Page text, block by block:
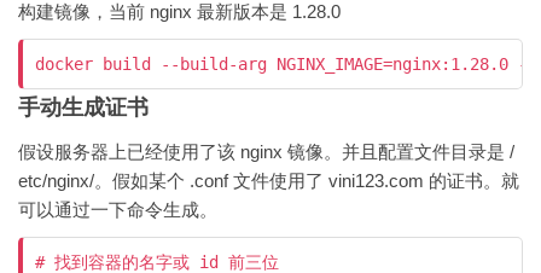
构建镜像，当前 nginx 最新版本是 1.28.0
docker build --build-arg NGINX_IMAGE=nginx:1.28.0
手动生成证书
假设服务器上已经使用了该 nginx 镜像。并且配置文件目录是 /
etc/nginx/。假如某个 .conf 文件使用了 vini123.com 的证书。就
可以通过一下命令生成。
# 找到容器的名字或 id 前三位